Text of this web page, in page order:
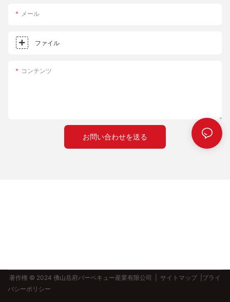
メール
ファイル
コンテンツ
お問い合わせを送る
著作権 © 2024 佛山岳府バーベキュー産業有限公司 | サイトマップ
|プライ
バシーポリシー